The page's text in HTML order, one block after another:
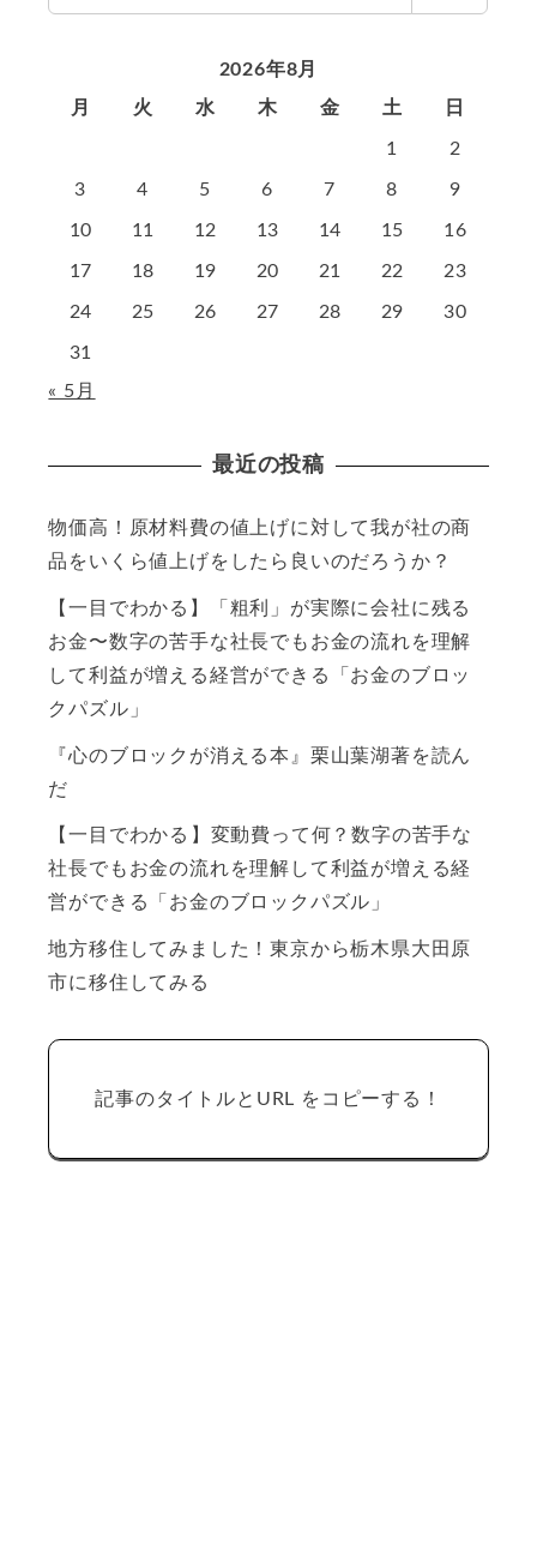
索
2026年8月
月
火 水 木 金 土 日
1 2
3 4 5 6 7 8 9
10 11 12 13 14 15 16
17 18 19 20 21 22 23
24 25 26 27 28 29 30
31
« 5月
最近の投稿
物価高！原材料費の値上げに対して我が社の商
品をいくら値上げをしたら良いのだろうか？
【一目でわかる】「粗利」が実際に会社に残る
お金〜数字の苦手な社長でもお金の流れを理解
して利益が増える経営ができる「お金のブロッ
クパズル」
『心のブロックが消える本』栗山葉湖著を読ん
だ
【一目でわかる】変動費って何？数字の苦手な
社長でもお金の流れを理解して利益が増える経
営ができる「お金のブロックパズル」
地方移住してみました！東京から栃木県大田原
市に移住してみる
記事のタイトルとURL をコピーする！